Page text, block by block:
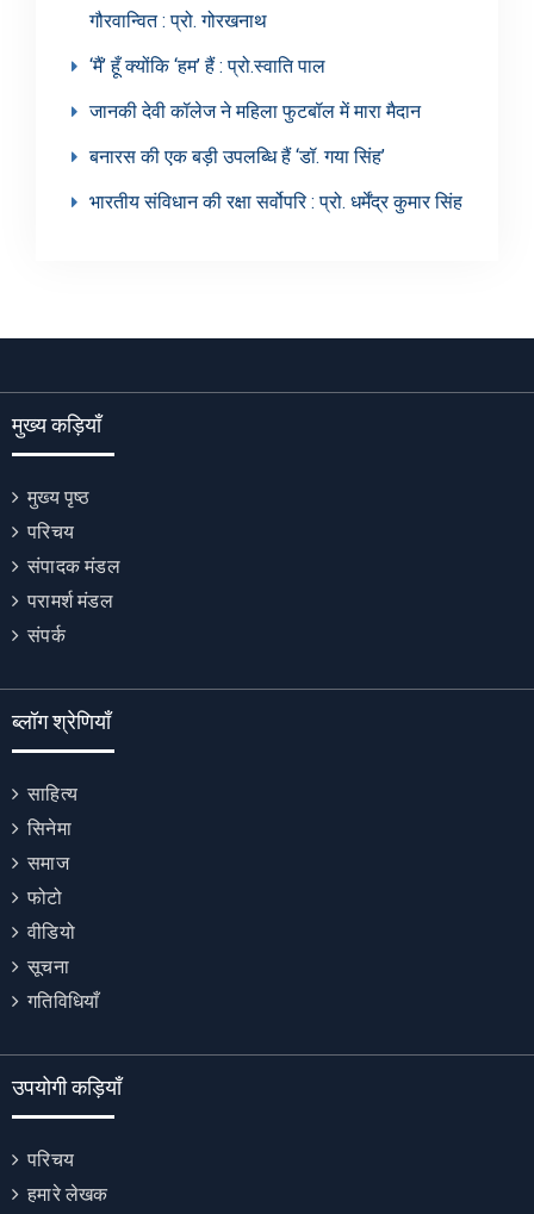
गौरवान्वित : प्रो. गोरखनाथ
‘मैं’ हूँ क्योंकि ‘हम’ हैं : प्रो.स्वाति पाल
जानकी देवी कॉलेज ने महिला फुटबॉल में मारा मैदान
बनारस की एक बड़ी उपलब्धि हैं ‘डॉ. गया सिंह’
भारतीय संविधान की रक्षा सर्वोपरि : प्रो. धर्मेंद्र कुमार सिंह
मुख्य कड़ियाँ
मुख्य पृष्ठ
परिचय
संपादक मंडल
परामर्श मंडल
संपर्क
ब्लॉग श्रेणियाँ
साहित्य
सिनेमा
समाज
फोटो
वीडियो
सूचना
गतिविधियाँ
उपयोगी कड़ियाँ
परिचय
हमारे लेखक